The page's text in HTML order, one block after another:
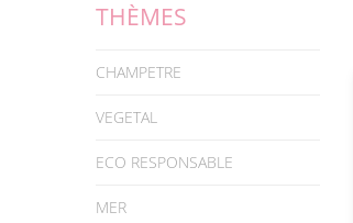
THÈMES
CHAMPETRE
VEGETAL
ECO RESPONSABLE
MER